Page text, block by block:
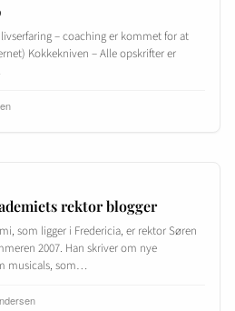
– coaching er kommet for at
Kokkekniven – Alle opskrifter er
rektor blogger
som ligger i Fredericia, er rektor Søren
2007. Han skriver om nye
musicals, som…